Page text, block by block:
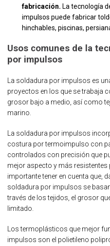
fabricación. La tecnología
impulsos puede fabricar
hinchables, piscinas,
Usos comunes de la
por impulsos
La soldadura por impulsos es
proyectos en los que se trabaja
grosor bajo a medio, así como
marino.
La soldadura por impulsos
costura por termoimpulso con
controlados con precisión que
mejor aspecto y más
importante tener en cuenta que,
soldadura por impulsos se
través de los tejidos, el grosor
limitado.
Los termoplásticos que mejor
impulsos son el polietileno